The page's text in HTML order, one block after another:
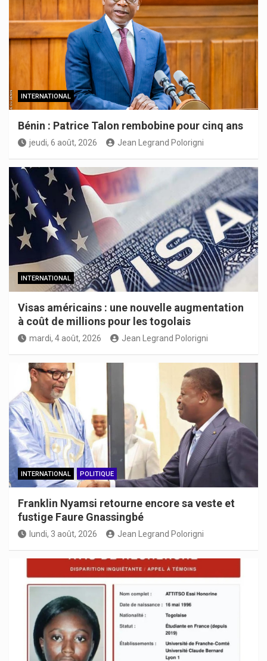
INTERNATIONAL
Bénin : Patrice Talon rembobine pour cinq ans
jeudi, 6 août, 2026 Jean Legrand Polorigni
INTERNATIONAL
Visas américains : une nouvelle augmentation
à coût de millions pour les togolais
mardi, 4 août, 2026 Jean Legrand Polorigni
INTERNATIONAL POLITIQUE
Franklin Nyamsi retourne encore sa veste et
fustige Faure Gnassingbé
lundi, 3 août, 2026 Jean Legrand Polorigni